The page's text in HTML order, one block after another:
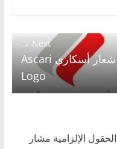
Next →
شعار أسكاري Ascari
Logo
الحقول الإلزامية مشار